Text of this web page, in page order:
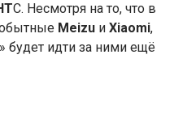
C. Несмотря на то, что в
Meizu и Xiaomi,
будет идти за ними ещё